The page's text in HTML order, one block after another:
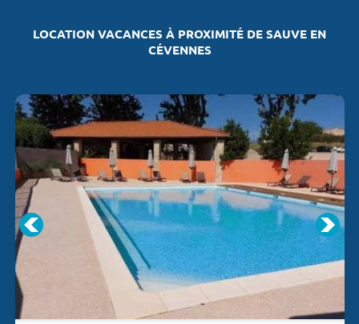
LOCATION VACANCES À PROXIMITÉ DE SAUVE EN
CÉVENNES